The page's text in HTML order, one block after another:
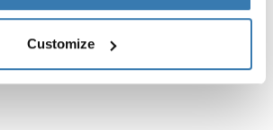
Customize